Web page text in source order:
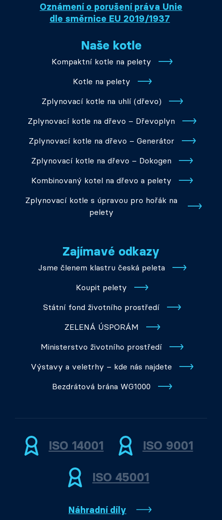
Oznámení o porušení práva Unie
dle směrnice EU 2019/1937
Naše kotle
Kompaktní kotle na pelety
Kotle na pelety
Zplynovací kotle na uhlí (dřevo)
Zplynovací kotle na dřevo – Dřevoplyn
Zplynovací kotle na dřevo – Generátor
Zplynovací kotle na dřevo – Dokogen
Kombinovaný kotel na dřevo a pelety
Zplynovací kotle s úpravou pro hořák na
pelety
Zajímavé odkazy
Jsme členem klastru česká peleta
Koupit pelety
Státní fond životního prostředí
ZELENÁ ÚSPORÁM
Ministerstvo životního prostředí
Výstavy a veletrhy – kde nás najdete
Bezdrátová brána WG1000
ISO 14001 ISO 9001
ISO 45001
Náhradní díly